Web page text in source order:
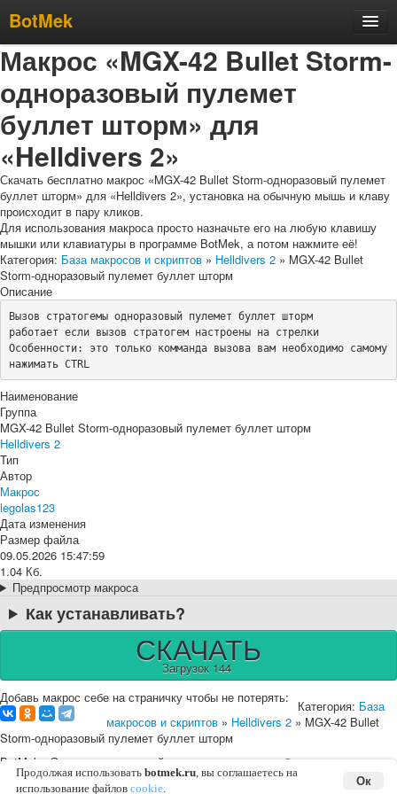
BotMek
Скачать
Обновления
Инструкция
Статьи
Бесплатные макросы
Тарифы
Отзывы
Поддержка
Форум
Макрос «MGX-42 Bullet Storm-
одноразовый пулемет
буллет шторм» для
«Helldivers 2»
Скачать бесплатно макрос «MGX-42 Bullet Storm-одноразовый пулемет
буллет шторм» для «Helldivers 2», установка на обычную мышь и клаву
происходит в пару кликов.
Для использования макроса просто назначьте его на любую клавишу
мышки или клавиатуры в программе BotMek, а потом нажмите её!
Категория: База макросов и скриптов » Helldivers 2 » MGX-42 Bullet
Storm-одноразовый пулемет буллет шторм
Описание
Вызов стратогемы одноразовый пулемет буллет шторм
работает если вызов стратогем настроены на стрелки
Особенности: это только комманда вызова вам необходимо самому
нажимать CTRL
Наименование
Группа
MGX-42 Bullet Storm-одноразовый пулемет буллет шторм
Helldivers 2
Тип
Автор
Макрос
legolas123
Дата изменения
Размер файла
09.05.2026 15:47:59
1.04 Кб.
Предпросмотр макроса
Как устанавливать?
СКАЧАТЬ
Загрузок 144
Добавь макрос себе на страничку чтобы не потерять:
Категория: База
макросов и скриптов » Helldivers 2 » MGX-42 Bullet
Storm-одноразовый пулемет буллет шторм
BotMek - Эмулятор макросной клавиатуры и мышки ©
2016-2026 |
English